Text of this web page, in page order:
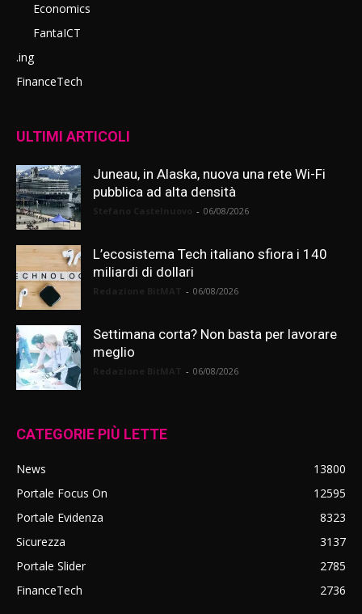
Economics
FantaICT
.ing
FinanceTech
ULTIMI ARTICOLI
Juneau, in Alaska, nuova una rete Wi-Fi
pubblica ad alta densità
- 06/08/2026
L’ecosistema Tech italiano sfiora i 140
miliardi di dollari
- 06/08/2026
Settimana corta? Non basta per lavorare
meglio
- 06/08/2026
CATEGORIE PIÙ LETTE
News
13800
Portale Focus On
12595
Portale Evidenza
8323
Sicurezza
3137
Portale Slider
2785
FinanceTech
2736